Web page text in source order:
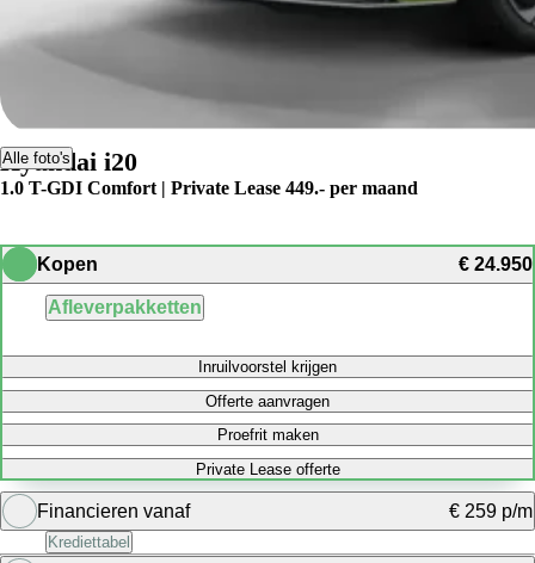
Alle foto's
Hyundai i20
1.0 T-GDI Comfort | Private Lease 449.- per maand
Kopen € 24.950
Afleverpakketten
Inruilvoorstel krijgen
Offerte aanvragen
Proefrit maken
Private Lease offerte
Financieren vanaf € 259 p/m
Krediettabel